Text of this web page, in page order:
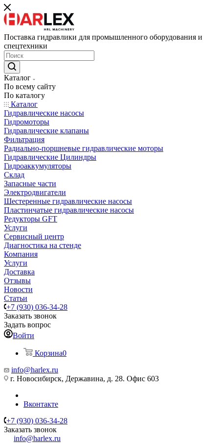
Поставка гидравлики для промышленного оборудования и
спецтехники
Каталог
По всему сайту
По каталогу
Каталог
Гидравлические насосы
Гидромоторы
Гидравлические клапаны
Фильтрация
Радиально-поршневые гидравлические моторы
Гидравлические Цилиндры
Гидроаккумуляторы
Склад
Запасные части
Электродвигатели
Шестеренные гидравлические насосы
Пластинчатые гидравлические насосы
Редукторы GFT
Услуги
Сервисный центр
Диагностика на стенде
Компания
Услуги
Доставка
Отзывы
Новости
Статьи
+7 (930) 036-34-28
Заказать звонок
Задать вопрос
Войти
Корзина0
info@harlex.ru
г. Новосибирск, Державина, д. 28. Офис 603
Вконтакте
+7 (930) 036-34-28
Заказать звонок
info@harlex.ru